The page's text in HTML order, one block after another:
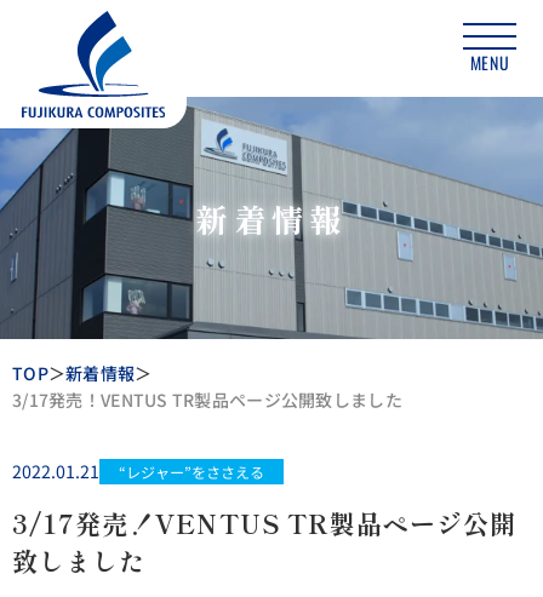
MENU
新着情報
TOP
新着情報
3/17発売！VENTUS TR製品ページ公開致しました
2022.01.21 “レジャー”をささえる
3/17発売！VENTUS TR製品ページ公開
致しました